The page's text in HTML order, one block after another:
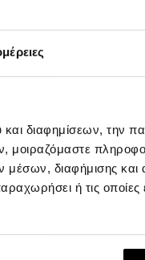
διαφημίσεων, την
μοιραζόμαστε
μέσων, διαφήμισης
ή τις
κατά την παράδοση